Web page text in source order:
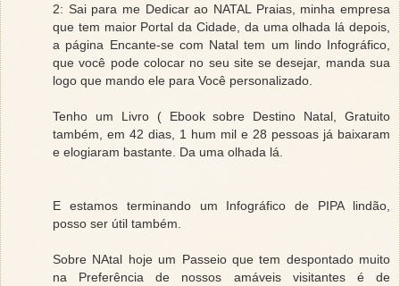
2: Sai para me Dedicar ao NATAL Praias, minha empresa
que tem maior Portal da Cidade, da uma olhada lá depois,
a página Encante-se com Natal tem um lindo Infográfico,
que você pode colocar no seu site se desejar, manda sua
logo que mando ele para Você personalizado.
Tenho um Livro ( Ebook sobre Destino Natal, Gratuito
também, em 42 dias, 1 hum mil e 28 pessoas já baixaram
e elogiaram bastante. Da uma olhada lá.
E estamos terminando um Infográfico de PIPA lindão,
posso ser útil também.
Sobre NAtal hoje um Passeio que tem despontado muito
na Preferência de nossos amáveis visitantes é de